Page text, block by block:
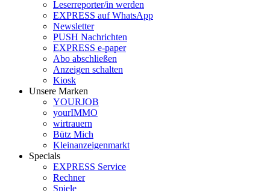
Leserreporter/in werden
EXPRESS auf WhatsApp
Newsletter
PUSH Nachrichten
EXPRESS e-paper
Abo abschließen
Anzeigen schalten
Kiosk
Unsere Marken
YOURJOB
yourIMMO
wirtrauern
Bütz Mich
Kleinanzeigenmarkt
Specials
EXPRESS Service
Rechner
Spiele